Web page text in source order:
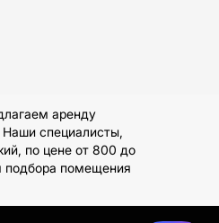
аренду
специалисты,
по цене от 800 до
подбора помещения